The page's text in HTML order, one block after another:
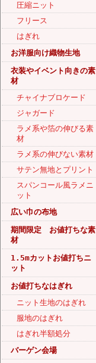
圧縮ニット
フリース
はぎれ
お洋服向け織物生地
衣装やイベント向きの素
材
チャイナブロケード
ジャガード
ラメ系や箔の伸びる素
材
ラメ系の伸びない素材
サテン無地とプリント
スパンコール風ラメニ
ット
広い巾の布地
期間限定 お値打ちな素
材
1.5mカットお値打ちニ
ット
お値打ちなはぎれ
ニット生地のはぎれ
服地のはぎれ
はぎれ半額処分
バーゲン会場